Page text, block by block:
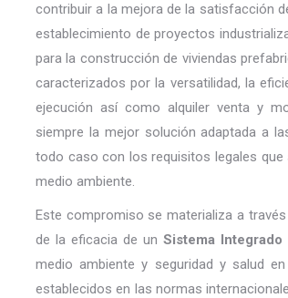
contribuir a la mejora de la satisfacción
establecimiento de proyectos
para la construcción de viviendas
caracterizados por la versatilidad, la
ejecución así como alquiler venta y
siempre la mejor solución adaptada a
todo caso con los requisitos legales
medio ambiente.
Este compromiso se materializa a
de la eficacia de un Sistema Integrado
medio ambiente y seguridad y salud
establecidos en las normas